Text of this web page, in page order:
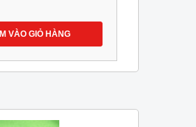
VÀO GIỎ HÀNG